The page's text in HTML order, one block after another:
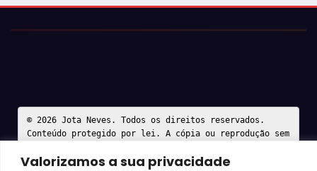
Valorizamos a sua privacidade
© 2026 Jota Neves. Todos os direitos reservados.
Conteúdo protegido por lei. A cópia ou reprodução sem
legais.